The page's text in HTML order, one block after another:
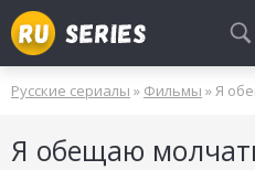
СМОТРЮ
БУДУ СМОТРЕТЬ
Русские сериалы » Фильмы » Я
Я обещаю